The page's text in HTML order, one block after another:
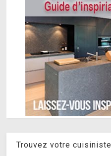
Trouvez votre cuisiniste